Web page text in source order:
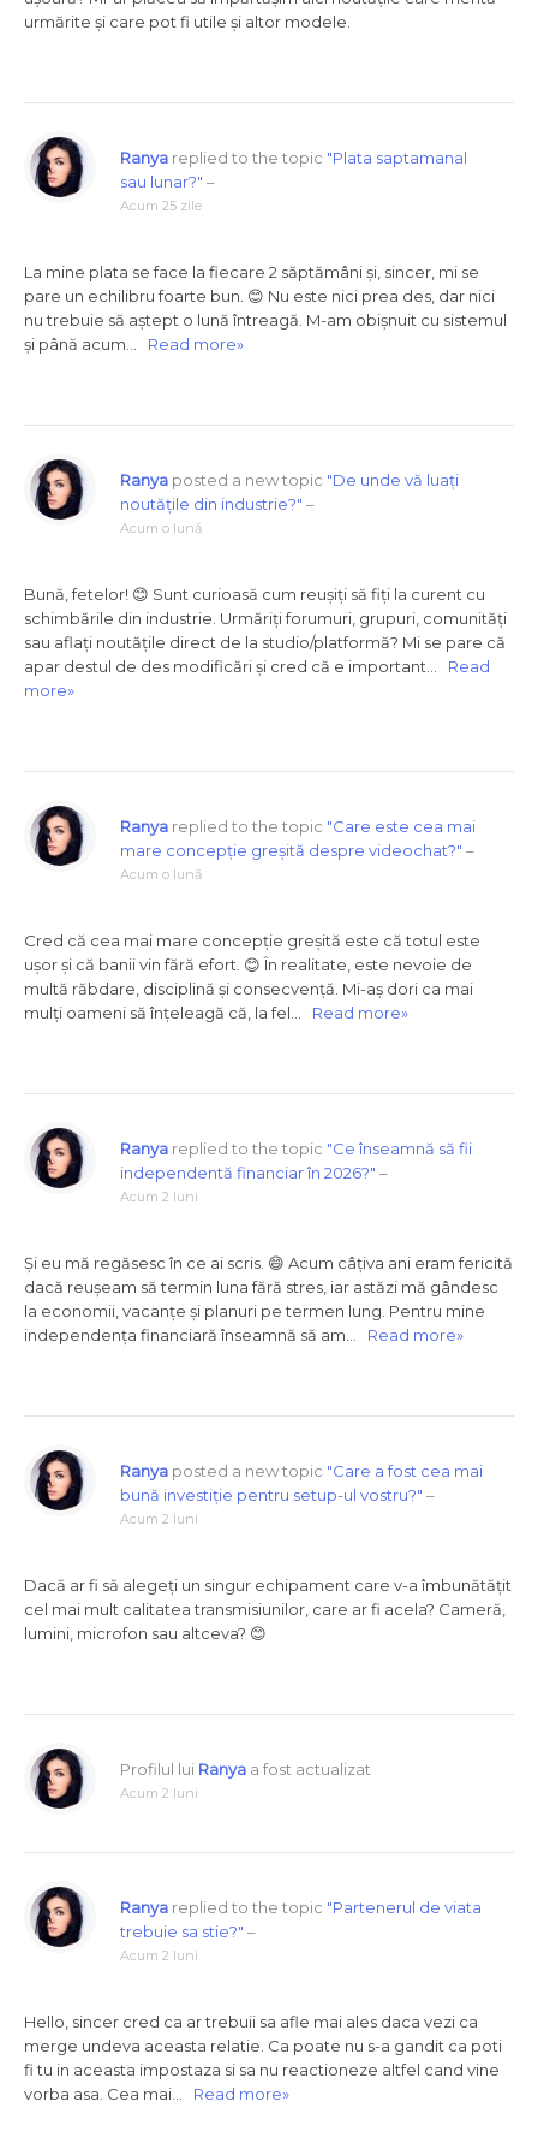
urmărite și care pot fi utile și altor modele.
Ranya replied to the topic "Plata saptamanal
sau lunar?" –
Acum 25 zile
La mine plata se face la fiecare 2 săptămâni și, sincer, mi se
pare un echilibru foarte bun. 😊 Nu este nici prea des, dar nici
nu trebuie să aștept o lună întreagă. M-am obișnuit cu sistemul
și până acum… Read more»
Ranya posted a new topic "De unde vă luați
noutățile din industrie?" –
Acum o lună
Bună, fetelor! 😊 Sunt curioasă cum reușiți să fiți la curent cu
schimbările din industrie. Urmăriți forumuri, grupuri, comunități
sau aflați noutățile direct de la studio/platformă? Mi se pare că
apar destul de des modificări și cred că e important… Read
more»
Ranya replied to the topic "Care este cea mai
mare concepție greșită despre videochat?" –
Acum o lună
Cred că cea mai mare concepție greșită este că totul este
ușor și că banii vin fără efort. 😊 În realitate, este nevoie de
multă răbdare, disciplină și consecvență. Mi-aș dori ca mai
mulți oameni să înțeleagă că, la fel… Read more»
Ranya replied to the topic "Ce înseamnă să fii
independentă financiar în 2026?" –
Acum 2 luni
Și eu mă regăsesc în ce ai scris. 😄 Acum câțiva ani eram fericită
dacă reușeam să termin luna fără stres, iar astăzi mă gândesc
la economii, vacanțe și planuri pe termen lung. Pentru mine
independența financiară înseamnă să am… Read more»
Ranya posted a new topic "Care a fost cea mai
bună investiție pentru setup-ul vostru?" –
Acum 2 luni
Dacă ar fi să alegeți un singur echipament care v-a îmbunătățit
cel mai mult calitatea transmisiunilor, care ar fi acela? Cameră,
lumini, microfon sau altceva? 😊
Profilul lui Ranya a fost actualizat
Acum 2 luni
Ranya replied to the topic "Partenerul de viata
trebuie sa stie?" –
Acum 2 luni
Hello, sincer cred ca ar trebuii sa afle mai ales daca vezi ca
merge undeva aceasta relatie. Ca poate nu s-a gandit ca poti
fi tu in aceasta impostaza si sa nu reactioneze altfel cand vine
vorba asa. Cea mai… Read more»